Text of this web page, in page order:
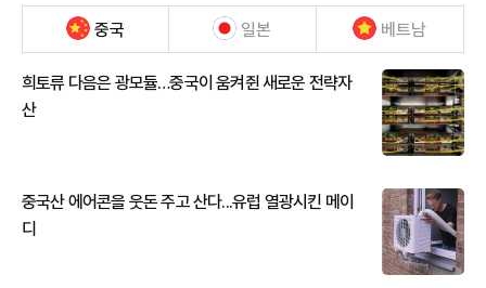
중국 일본 베트남
희토류 다음은 광모듈…중국이 움켜쥔 새로운 전략자
산
중국산 에어콘을 웃돈 주고 산다...유럽 열광시킨 메이
디